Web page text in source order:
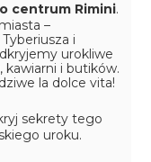
centrum Rimini.
–
i
urokliwe
kawiarni i butików.
la dolce vita!
sekrety tego
uroku.